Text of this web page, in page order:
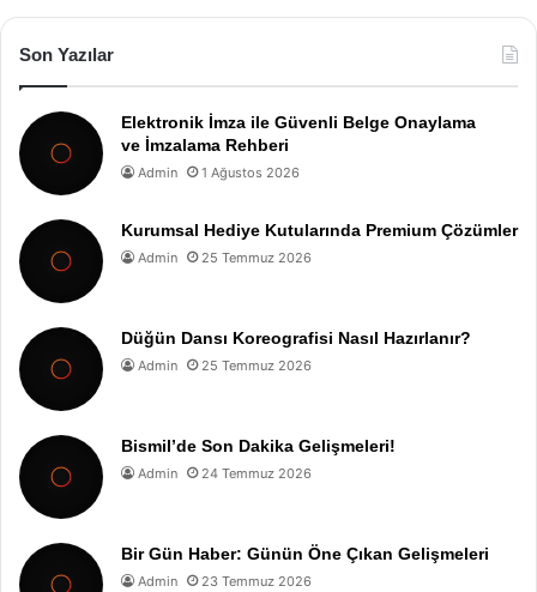
Son Yazılar
Elektronik İmza ile Güvenli Belge Onaylama
ve İmzalama Rehberi
Admin 1 Ağustos 2026
Kurumsal Hediye Kutularında Premium Çözümler
Admin 25 Temmuz 2026
Düğün Dansı Koreografisi Nasıl Hazırlanır?
Admin 25 Temmuz 2026
Bismil’de Son Dakika Gelişmeleri!
Admin 24 Temmuz 2026
Bir Gün Haber: Günün Öne Çıkan Gelişmeleri
Admin 23 Temmuz 2026